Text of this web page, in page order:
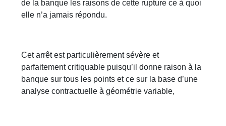
de la banque les raisons de cette rupture ce à quoi
elle n’a jamais répondu.
Cet arrêt est particulièrement sévère et
parfaitement critiquable puisqu’il donne raison à la
banque sur tous les points et ce sur la base d’une
analyse contractuelle à géométrie variable,